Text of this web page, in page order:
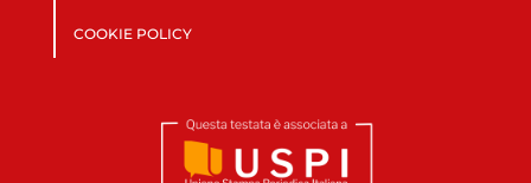
COOKIE POLICY